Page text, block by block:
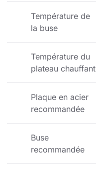
Température de
la buse
Température du
plateau chauffant
Plaque en acier
recommandée
Buse
recommandée